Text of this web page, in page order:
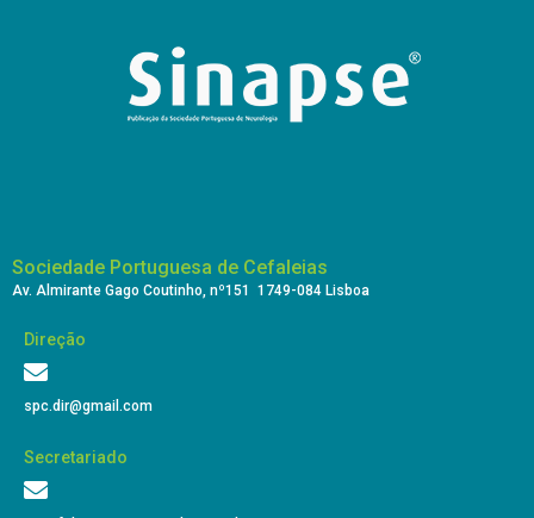
Sociedade Portuguesa de Cefaleias
Av. Almirante Gago Coutinho, nº151 1749-084 Lisboa
Direção
spc.dir@gmail.com
Secretariado